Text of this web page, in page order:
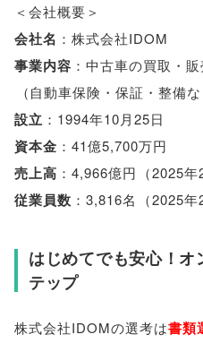
＜会社概要＞
会社名 ：株式会社IDOM
事業内容 ：中古車の買取・販
（自動車保険・保証・整備
設立 ：1994年10月25日
資本金 ：41億5,700万円
売上高 ：4,966億円 （2025年
従業員数 ：3,816名 （2025年
はじめてでも安心！
テップ
株式会社IDOMの選考は書類